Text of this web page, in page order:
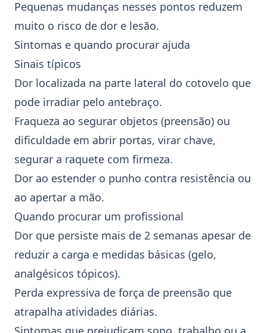
Pequenas mudanças nesses pontos reduzem
muito o risco de dor e lesão.
Sintomas e quando procurar ajuda
Sinais típicos
Dor localizada na parte lateral do cotovelo que
pode irradiar pelo antebraço.
Fraqueza ao segurar objetos (preensão) ou
dificuldade em abrir portas, virar chave,
segurar a raquete com firmeza.
Dor ao estender o punho contra resistência ou
ao apertar a mão.
Quando procurar um profissional
Dor que persiste mais de 2 semanas apesar de
reduzir a carga e medidas básicas (gelo,
analgésicos tópicos).
Perda expressiva de força de preensão que
atrapalha atividades diárias.